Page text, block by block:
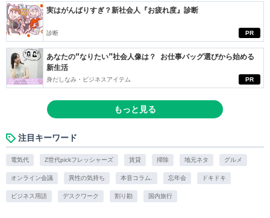
PR
実はがんばりすぎ？新社会人『お疲れ度』診断
診断
PR
あなたの“なりたい”社会人像は？ お仕事バッグ選びから始める
新生活
身だしなみ・ビジネスアイテム
もっと見る
注目キーワード
電気代 Z世代pickフレッシャーズ 賃貸 掃除 地元ネタ グルメ
オンライン会議 異性の気持ち 本音コラム. 忘年会 ドキドキ
ビジネス用語 デスクワーク 割り勘 国内旅行